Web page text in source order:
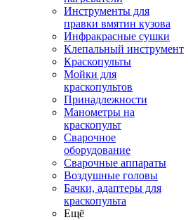
Инструменты для
правки вмятин кузова
Инфракрасные сушки
Клепальный инструмент
Краскопульты
Мойки для
краскопультов
Принадлежности
Манометры на
краскопульт
Сварочное
оборудование
Сварочные аппараты
Воздушные головы
Бачки, адаптеры для
краскопульта
Ещё